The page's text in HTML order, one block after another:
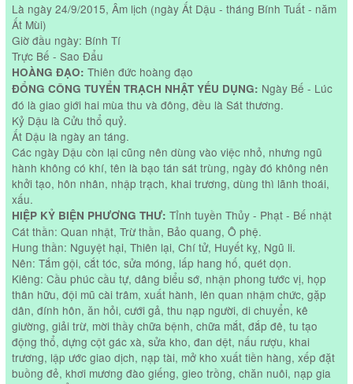
Là ngày 24/9/2015, Âm lịch (ngày Ất Dậu - tháng Bính Tuất - năm
Ất Mùi)
Giờ đầu ngày: Bính Tí
Trực Bế - Sao Đẩu
HOÀNG ĐẠO: Thiên đức hoàng đạo
ĐỔNG CÔNG TUYỂN TRẠCH NHẬT YẾU DỤNG: Ngày Bế - Lúc
đó là giao giới hai mùa thu và đông, đều là Sát thương.
Kỷ Dậu là Cửu thổ quỷ.
Ất Dậu là ngày an táng.
Các ngày Dậu còn lại cũng nên dùng vào việc nhỏ, nhưng ngũ
hành không có khí, tên là bạo tán sát trùng, ngày đó không nên
khởi tạo, hôn nhân, nhập trạch, khai trương, dùng thì lãnh thoái,
xấu.
HIỆP KỶ BIỆN PHƯƠNG THƯ: Tỉnh tuyền Thủy - Phạt - Bế nhật
Cát thần: Quan nhật, Trừ thần, Bảo quang, Ô phệ.
Hung thần: Nguyệt hại, Thiên lại, Chí tử, Huyết kỵ, Ngũ li.
Nên: Tắm gội, cắt tóc, sửa móng, lấp hang hố, quét dọn.
Kiêng: Cầu phúc cầu tự, dâng biểu sớ, nhận phong tước vị, họp
thân hữu, đội mũ cài trâm, xuất hành, lên quan nhậm chức, gặp
dân, đính hôn, ăn hỏi, cưới gả, thu nạp người, di chuyển, kê
giường, giải trừ, mời thầy chữa bệnh, chữa mắt, đắp đê, tu tạo
động thổ, dựng cột gác xà, sửa kho, đan dệt, nấu rượu, khai
trương, lập ước giao dịch, nạp tài, mở kho xuất tiền hàng, xếp đặt
buồng đẻ, khơi mương đào giếng, gieo trồng, chăn nuôi, nạp gia